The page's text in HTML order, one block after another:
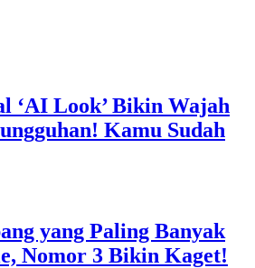
‘AI Look’ Bikin Wajah
Kamu Sudah
yang Paling Banyak
Nomor 3 Bikin Kaget!